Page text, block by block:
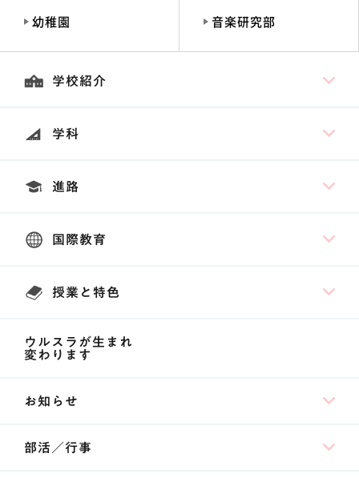
幼稚園 音楽研究部
学校紹介
学科
進路
国際教育
授業と特色
ウルスラが生まれ
変わります
お知らせ
部活／行事